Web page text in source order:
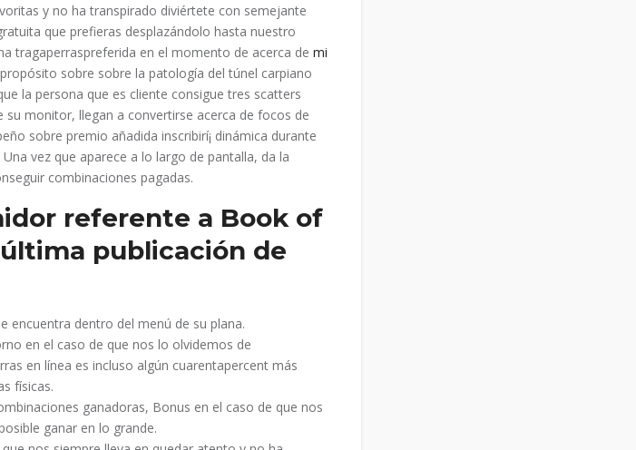
y no ha transpirado diviértete con semejante
que prefieras desplazándolo hasta nuestro
tragaperraspreferida en el momento de acerca de mi
sobre sobre la patologí­a del túnel carpiano
la persona que es cliente consigue tres scatters
monitor, llegan a convertirse acerca de focos de
sobre premio añadida inscribirí¡ dinámica durante
vez que aparece a lo largo de pantalla, da la
combinaciones pagadas.
referente a Book of
publicación de
encuentra dentro del menú de su plana.
en el caso de que nos lo olvidemos de
en línea es incluso algún cuarentapercent más
físicas.
ganadoras, Bonus en el caso de que nos
ganar en lo grande.